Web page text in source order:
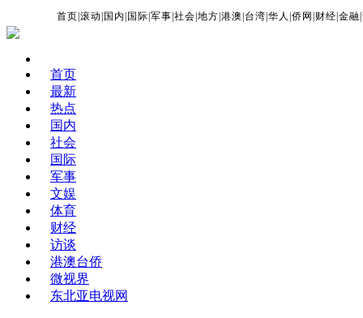
首页 |滚动 国内 国际 |军事 |社会 |地方 |港澳 台湾 |华人 |侨网 财经 |金融 |
首页
最新
热点
国内
社会
国际
军事
文娱
体育
财经
访谈
港澳台侨
微视界
东北亚电视网